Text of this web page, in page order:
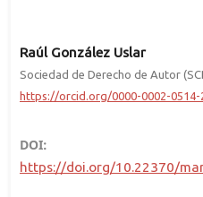
Raúl González Uslar
Sociedad de Derecho de Autor
https://orcid.org/0000-0002-0514-
DOI:
https://doi.org/10.22370/